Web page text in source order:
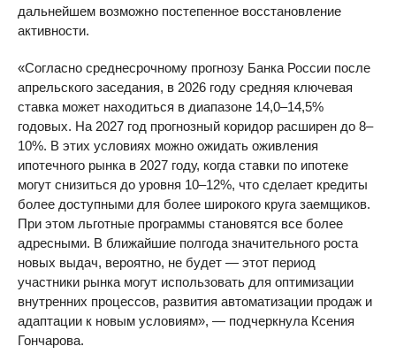
дальнейшем возможно постепенное восстановление
активности.
«Согласно среднесрочному прогнозу Банка России после
апрельского заседания, в 2026 году средняя ключевая
ставка может находиться в диапазоне 14,0–14,5%
годовых. На 2027 год прогнозный коридор расширен до 8–
10%. В этих условиях можно ожидать оживления
ипотечного рынка в 2027 году, когда ставки по ипотеке
могут снизиться до уровня 10–12%, что сделает кредиты
более доступными для более широкого круга заемщиков.
При этом льготные программы становятся все более
адресными. В ближайшие полгода значительного роста
новых выдач, вероятно, не будет — этот период
участники рынка могут использовать для оптимизации
внутренних процессов, развития автоматизации продаж и
адаптации к новым условиям», — подчеркнула Ксения
Гончарова.